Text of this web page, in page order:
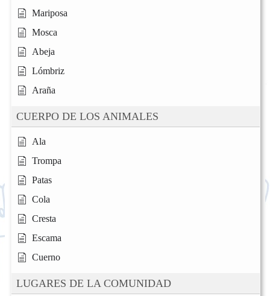
Mariposa
Mosca
Abeja
Lómbriz
Araña
CUERPO DE LOS ANIMALES
Ala
Trompa
Patas
Cola
Cresta
Escama
Cuerno
LUGARES DE LA COMUNIDAD